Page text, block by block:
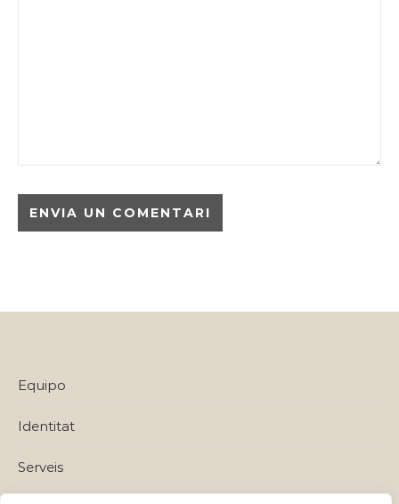
Equipo
Identitat
Serveis